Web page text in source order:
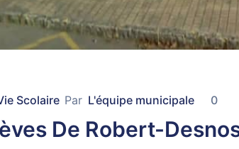
Scolaire Par L'équipe municipale 0
De Robert-